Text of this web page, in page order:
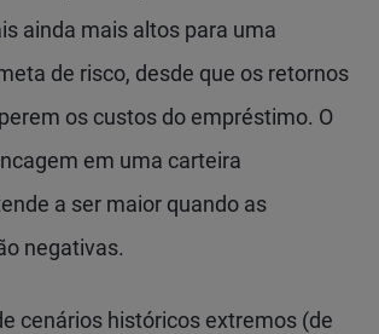
ainda mais altos para uma
de risco, desde que os retornos
os custos do empréstimo. O
em uma carteira
a ser maior quando as
negativas.
cenários históricos extremos (de